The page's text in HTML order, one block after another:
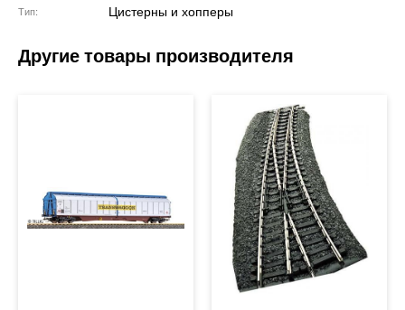
Тип Цистерны и хопперы